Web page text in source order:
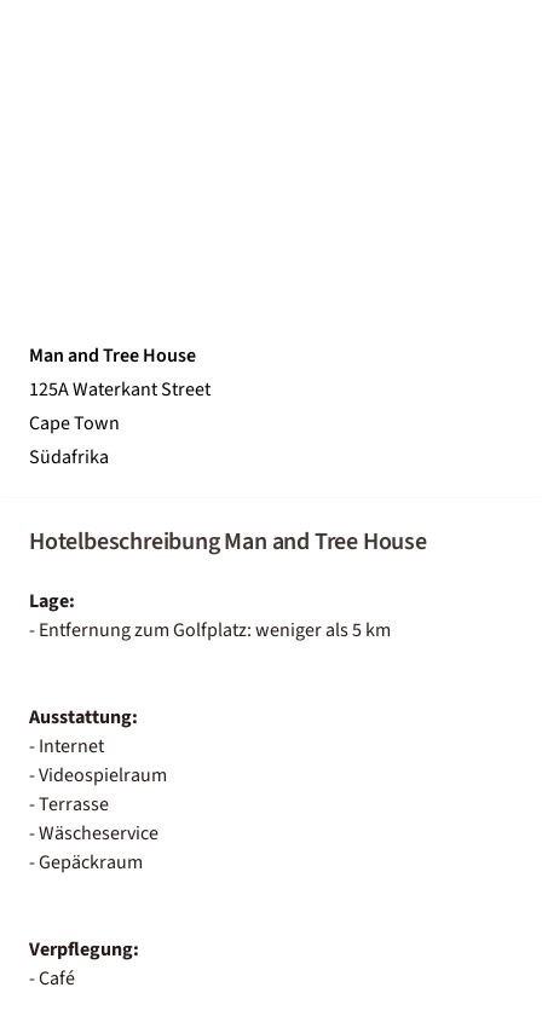
Man and Tree House
125A Waterkant Street
Cape Town
Südafrika
Hotelbeschreibung Man and Tree House
Lage:
- Entfernung zum Golfplatz: weniger als 5 km
Ausstattung:
- Internet
- Videospielraum
- Terrasse
- Wäscheservice
- Gepäckraum
Verpflegung:
- Café